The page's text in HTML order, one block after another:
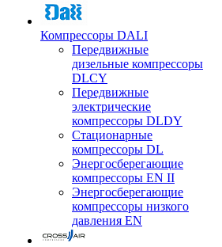
Компрессоры DALI
Передвижные
дизельные компрессоры
DLCY
Передвижные
электрические
компрессоры DLDY
Стационарные
компрессоры DL
Энергосберегающие
компрессоры EN II
Энергосберегающие
компрессоры низкого
давления EN